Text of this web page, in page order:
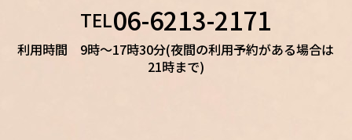
TEL06-6213-2171
利用時間 9時～17時30分(夜間の利用予約がある場合は
21時まで)